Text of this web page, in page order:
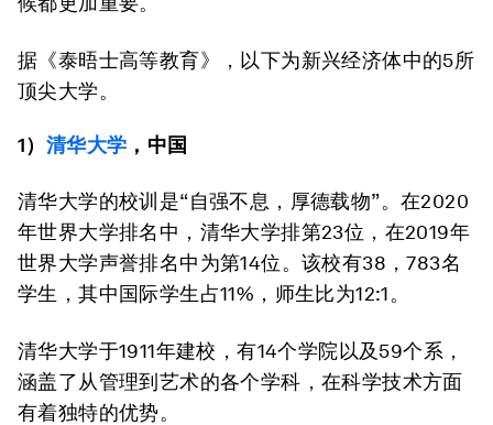
据《泰晤士高等教育》，以下为新兴经济体中的5所
顶尖大学。
1） 清华大学 ，中国
清华大学的校训是“自强不息，厚德载物”。在2020
年世界大学排名中，清华大学排第23位，在2019年
世界大学声誉排名中为第14位。该校有38，783名
学生，其中国际学生占11%，师生比为12:1。
清华大学于1911年建校，有14个学院以及59个系，
涵盖了从管理到艺术的各个学科，在科学技术方面
有着独特的优势。